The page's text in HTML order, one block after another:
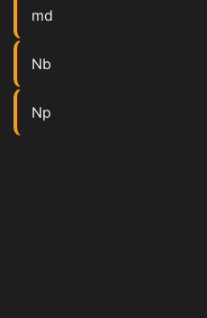
md
Nb
Np